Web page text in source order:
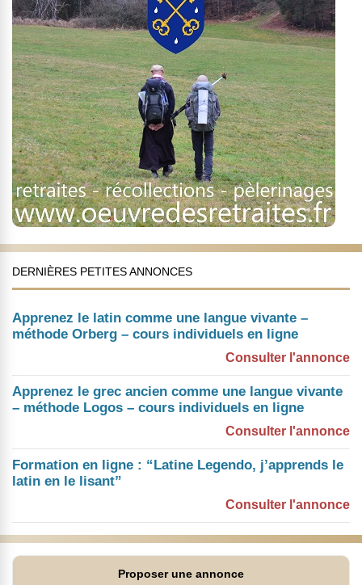
DERNIÈRES PETITES ANNONCES
Apprenez le latin comme une langue vivante –
méthode Orberg – cours individuels en ligne
Consulter l'annonce
Apprenez le grec ancien comme une langue vivante
– méthode Logos – cours individuels en ligne
Consulter l'annonce
Formation en ligne : “Latine Legendo, j’apprends le
latin en le lisant”
Consulter l'annonce
Proposer une annonce